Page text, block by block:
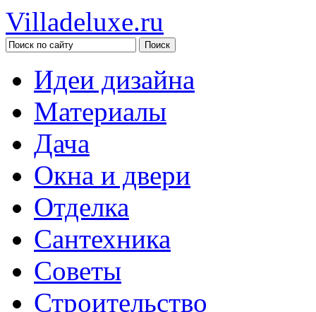
Villadeluxe.ru
Идеи дизайна
Материалы
Дача
Окна и двери
Отделка
Сантехника
Советы
Строительство